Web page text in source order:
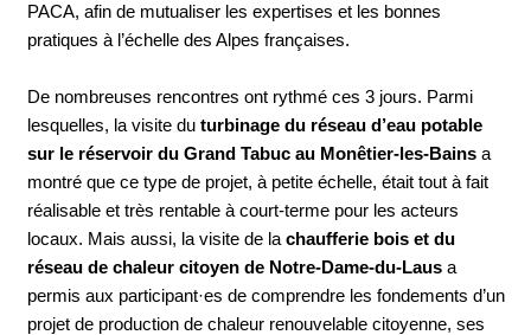
PACA, afin de mutualiser les expertises et les bonnes
pratiques à l’échelle des Alpes françaises.
De nombreuses rencontres ont rythmé ces 3 jours. Parmi
lesquelles, la visite du turbinage du réseau d’eau potable
sur le réservoir du Grand Tabuc au Monêtier-les-Bainsa
montré que ce type de projet, à petite échelle, était tout à fait
réalisable et très rentable à court-terme pour les acteurs
locaux. Mais aussi, la visite de la chaufferie bois et du
réseau de chaleur citoyen de Notre-Dame-du-Lausa
permis aux participant·es de comprendre les fondements d’un
projet de production de chaleur renouvelable citoyenne, ses